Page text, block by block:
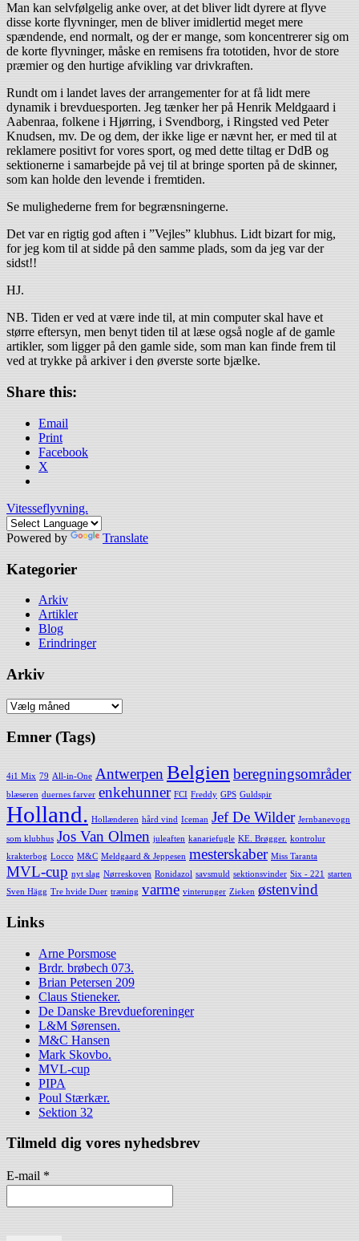
Man kan selvfølgelig anke over, at det bliver lidt dyrere at flyve
disse korte flyvninger, men de bliver imidlertid meget mere
spændende, end normalt, og der er mange, som koncentrerer sig om
de korte flyvninger, måske en remisens fra tototiden, hvor de store
præmier og den hurtige afvikling var drivkraften.
Rundt om i landet laves der arrangementer for at få lidt mere
dynamik i brevduesporten. Jeg tænker her på Henrik Meldgaard i
Aabenraa, folkene i Hjørring, i Svendborg, i Ringsted ved Peter
Knudsen, mv. De og dem, der ikke lige er nævnt her, er med til at
reklamere positivt for vores sport, og med dette tiltag er DdB og
sektionerne i samarbejde på vej til at bringe sporten på de skinner,
som kan holde den levende i fremtiden.
Se mulighederne frem for begrænsningerne.
Det var en rigtig god aften i ”Vejles” klubhus. Lidt bizart for mig,
for jeg kom til at sidde på den samme plads, som da jeg var der
sidst!!
HJ.
NB. Tiden er ved at være inde til, at min computer skal have et
større eftersyn, men benyt tiden til at læse også nogle af de gamle
artikler, som ligger på den gamle side, som man kan finde frem til
ved at trykke på arkiver i den øverste sorte bjælke.
Share this:
Email
Print
Facebook
X
Vitesseflyvning.
Powered by Translate
Kategorier
Arkiv
Artikler
Blog
Erindringer
Arkiv
Arkiv
Emner (Tags)
4i1 Mix 79 All-in-One Antwerpen Belgien beregningsområder
blæseren duernes farver enkehunner FCI Freddy GPS Guldspir
Holland. Hollænderen hård vind Iceman Jef De Wilder Jernbanevogn
som klubhus Jos Van Olmen juleaften kanariefugle KE. Brøgger. kontrolur
krakterbog Locco M&C Meldgaard & Jeppesen mesterskaber Miss Taranta
MVL-cup nyt slag Nørreskoven Ronidazol savsmuld sektionsvinder Six - 221
starten
Sven Hägg Tre hvide Duer træning varme vinterunger Zieken østenvind
Links
Arne Porsmose
Brdr. brøbech 073.
Brian Petersen 209
Claus Stieneker.
De Danske Brevdueforeninger
L&M Sørensen.
M&C Hansen
Mark Skovbo.
MVL-cup
PIPA
Poul Stærkær.
Sektion 32
Tilmeld dig vores nyhedsbrev
E-mail *